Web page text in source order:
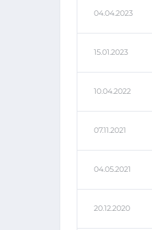
04.04.2023
15.01.2023
10.04.2022
07.11.2021
04.05.2021
20.12.2020